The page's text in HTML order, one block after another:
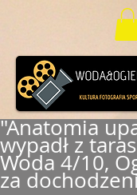
"Anatomia
wypadł z
Woda 4/10,
za